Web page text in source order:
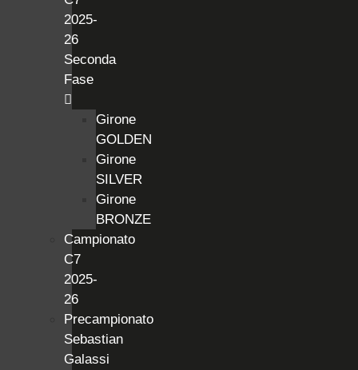
2025-
26
Seconda
Fase
Girone
GOLDEN
Girone
SILVER
Girone
BRONZE
Campionato
C7
2025-
26
Precampionato
Sebastian
Galassi